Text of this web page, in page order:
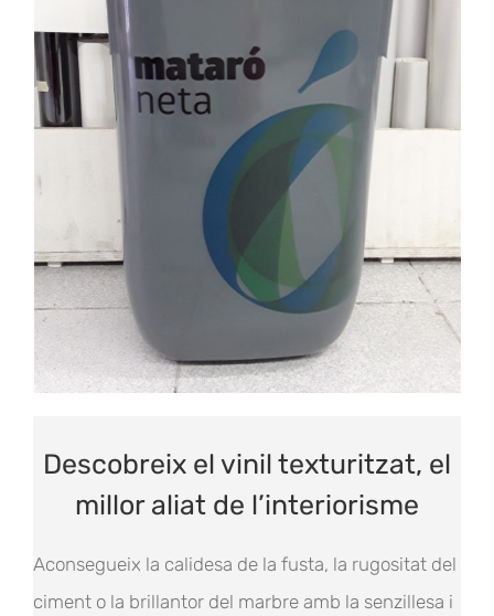
Descobreix el vinil texturitzat, el
millor aliat de l’interiorisme
Aconsegueix la calidesa de la fusta, la rugositat del
ciment o la brillantor del marbre amb la senzillesa i